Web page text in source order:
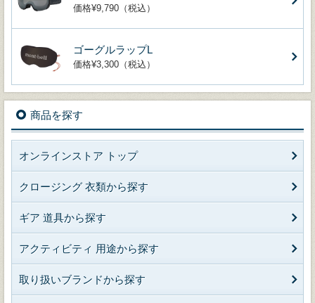
価格¥9,790（税込）
ゴーグルラップL
価格¥3,300（税込）
商品を探す
オンラインストア トップ
クロージング 衣類から探す
ギア 道具から探す
アクティビティ 用途から探す
取り扱いブランドから探す